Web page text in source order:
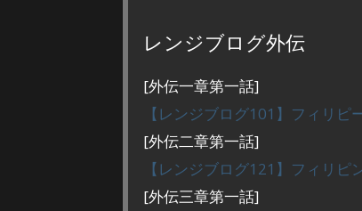
レンジブログ外伝
[外伝一章第一話]
【レンジブログ101】フィリ
[外伝二章第一話]
【レンジブログ121】フィリ
[外伝三章第一話]